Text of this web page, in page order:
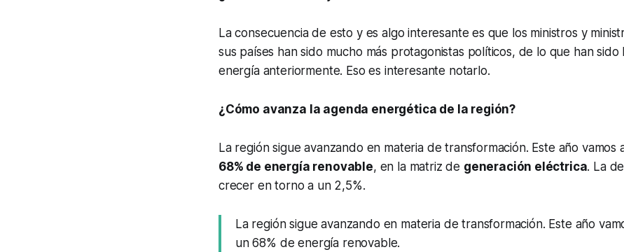
La consecuencia de esto y es algo interesante es que los ministros y
sus países han sido mucho más protagonistas políticos, de lo que han sido
energía anteriormente. Eso es interesante notarlo.
¿Cómo avanza la agenda energética de la región?
La región sigue avanzando en materia de transformación. Este año vamos
68% de energía renovable, en la matriz de generación eléctrica. La
crecer en torno a un 2,5%.
La región sigue avanzando en materia de transformación. Este año
un 68% de energía renovable.